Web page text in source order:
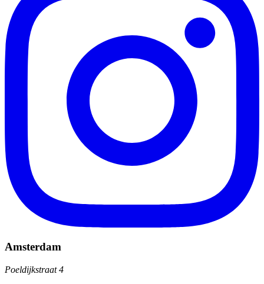
Amsterdam
Poeldijkstraat 4